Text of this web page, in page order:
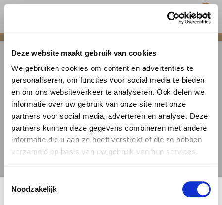
Deze website maakt gebruik van cookies
We gebruiken cookies om content en advertenties te
personaliseren, om functies voor social media te bieden
en om ons websiteverkeer te analyseren. Ook delen we
informatie over uw gebruik van onze site met onze
partners voor social media, adverteren en analyse. Deze
partners kunnen deze gegevens combineren met andere
informatie die u aan ze heeft verstrekt of die ze hebben
verzameld op basis van uw gebruik van hun services.
Toestemmingsselectie
Noodzakelijk
BIEREN STIJL SCHWARZBIER
TERUG NAAR ALLE BIEREN
FILTER
Geen producten gevonden.
🍺 LEEFDTIJDSCHECK 🍺